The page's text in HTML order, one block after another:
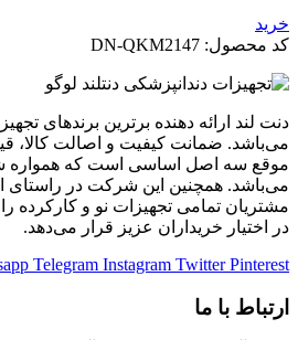
خرید
کد محصول: DN-QKM2147
دنت لند ارائه دهنده برترین برندهای
می‌باشد. ضمانت کیفیت و اصالت کالا،
موقع سه اصل اساسی است که همواره
می‌باشد. همچنین این شرکت در راستای
مشتریان تمامی تجهیزات نو و
در اختیار خریداران عزیز قرار می‌دهد.
Telegram Instagram Twitter Pinterest
ارتباط با ما